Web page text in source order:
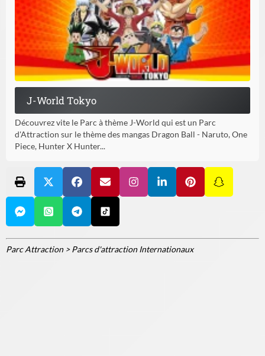
J-World Tokyo
Découvrez vite le Parc à thème J-World qui est un Parc
d'Attraction sur le thème des mangas Dragon Ball - Naruto, One
Piece, Hunter X Hunter...
Parc Attraction >Parcs d'attraction Internationaux